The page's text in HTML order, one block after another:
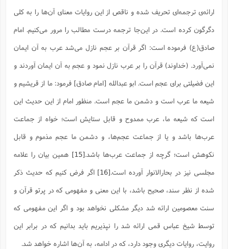
ارائه‌ی ترجمه‌ای تحریف شده و ناقص از این روایات معنای آن‌ها را به کلی
دگرگون کرده است. در این‌جا ترجمه درست مطالب را مرور می‌کنیم. امام
صادق(ع) فرموده است: اگر قرآن بر عجم نازل می‌شد عرب به آن ایمان
نمی‌آورد. (خداوند) قرآن را بر عرب نازل نمود و عجم به آن ایمان آوردند و
این فضیلتی برای عجم است. ابو عبدالله [امام صادق] فرمود: ما از قریشیم و
شیعه ما عرب است و دشمن ما عجم است. منظور امام از این حدیث این
است که شیعه ما، عرب ممدوح و قابل ستایش است؛ خواه از جماعت
عرب‌ها باشد و یا از جماعت عجم‌ها، و دشمن ما عجم مذموم و قابل
نکوهش است؛ گرچه از جماعت عرب‌ها باشد.[15]
همین بیان را علامه
مجلسی نیز در بحارالانوار آورده است.[16]
اگر فرض کنیم که حدیث ذکر
شده از نظر سند، صحیح باشد، با این معنی و مفهومی که در پرتو قرآن و
سنت معصومین ارائه شد دیگر مشکلی نخواهد بود و اگر این مفهومی که
توسط شیخ عباس قمی ارائه شد را نپذیریم باید بدانیم که در برابر این
روایت، روایات دیگری وجود دارد، که در ادامه، به آن‌ها اشاره خواهد شد.